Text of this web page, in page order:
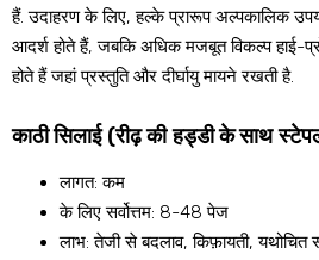
हैं. उदाहरण के लिए, हल्के प्रारूप अल्पकालिक
आदर्श होते हैं, जबकि अधिक मजबूत विकल्प हाई-
होते हैं जहां प्रस्तुति और दीर्घायु मायने रखती है.
काठी सिलाई (रीढ़ की हड्डी के साथ
लागत: कम
के लिए सर्वोत्तम: 8-48 पेज
लाभ: तेजी से बदलाव, किफ़ायती, यथोचित